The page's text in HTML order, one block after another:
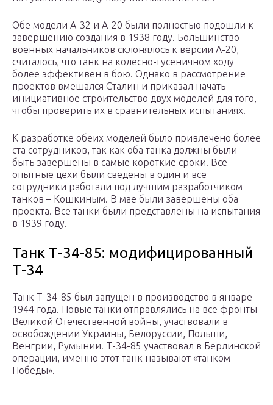
Обе модели А-32 и А-20 были полностью подошли к
завершению создания в 1938 году. Большинство
военных начальников склонялось к версии А-20,
считалось, что танк на колесно-гусеничном ходу
более эффективен в бою. Однако в рассмотрение
проектов вмешался Сталин и приказал начать
инициативное строительство двух моделей для того,
чтобы проверить их в сравнительных испытаниях.
К разработке обеих моделей было привлечено более
ста сотрудников, так как оба танка должны были
быть завершены в самые короткие сроки. Все
опытные цехи были сведены в один и все
сотрудники работали под лучшим разработчиком
танков – Кошкиным. В мае были завершены оба
проекта. Все танки были представлены на испытания
в 1939 году.
Танк Т-34-85: модифицированный
Т-34
Танк Т-34-85 был запущен в производство в январе
1944 года. Новые танки отправлялись на все фронты
Великой Отечественной войны, участвовали в
освобождении Украины, Белоруссии, Польши,
Венгрии, Румынии. Т-34-85 участвовал в Берлинской
операции, именно этот танк называют «танком
Победы».